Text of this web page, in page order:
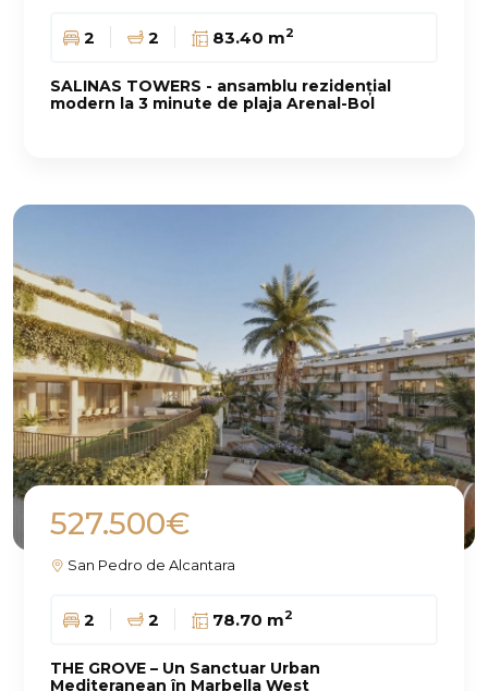
2 2 83.40 m2
SALINAS TOWERS - ansamblu rezidențial
modern la 3 minute de plaja Arenal-Bol
527.500€
San Pedro de Alcantara
2 2 78.70 m2
THE GROVE – Un Sanctuar Urban
Mediteranean în Marbella West